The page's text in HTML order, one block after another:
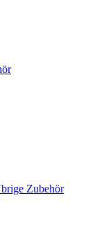
Zubehör